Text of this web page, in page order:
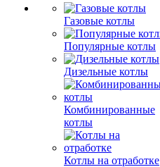
Газовые котлы
Популярные котлы
Дизельные котлы
Комбинированные
котлы
Котлы на отработке